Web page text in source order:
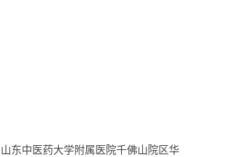
山东中医药大学附属医院千佛山院区华